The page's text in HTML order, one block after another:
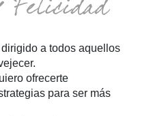
a todos aquellos
ofrecerte
para ser más